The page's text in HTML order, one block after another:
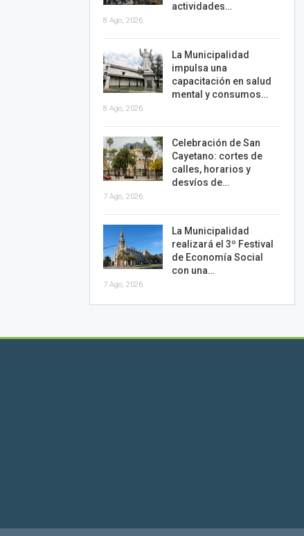
actividades…
8 Ago, 2026
La Municipalidad
impulsa una
capacitación en salud
mental y consumos…
8 Ago, 2026
Celebración de San
Cayetano: cortes de
calles, horarios y
desvíos de…
7 Ago, 2026
La Municipalidad
realizará el 3º Festival
de Economía Social
con una…
7 Ago, 2026